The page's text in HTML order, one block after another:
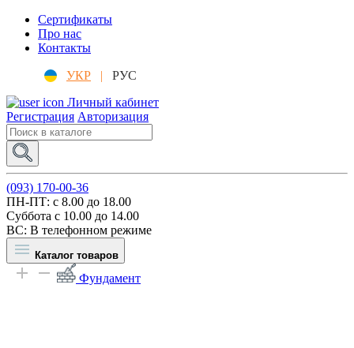
Сертификаты
Про нас
Контакты
УКР |
РУС
Личный кабинет
Регистрация Авторизация
(093) 170-00-36
ПН-ПТ: c 8.00 до 18.00
Суббота с 10.00 до 14.00
ВС: В телефонном режиме
Каталог товаров
Фундамент